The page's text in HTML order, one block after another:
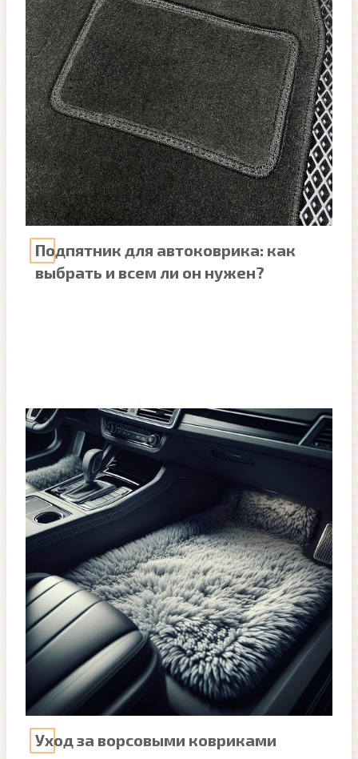
Подпятник для автоковрика: как
выбрать и всем ли он нужен?
Уход за ворсовыми ковриками